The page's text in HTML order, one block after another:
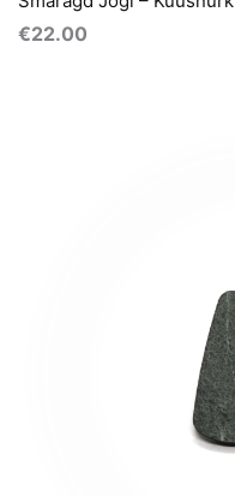
€22.00